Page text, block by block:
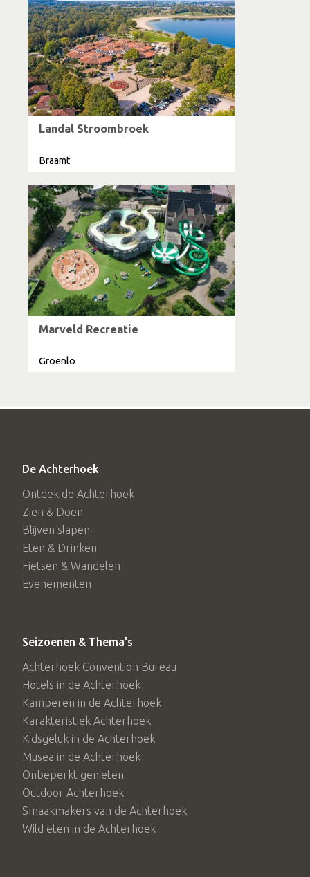
Landal Stroombroek
Braamt
Marveld Recreatie
Groenlo
De Achterhoek
Ontdek de Achterhoek
Zien & Doen
Blijven slapen
Eten & Drinken
Fietsen & Wandelen
Evenementen
Seizoenen & Thema's
Achterhoek Convention Bureau
Hotels in de Achterhoek
Kamperen in de Achterhoek
Karakteristiek Achterhoek
Kidsgeluk in de Achterhoek
Musea in de Achterhoek
Onbeperkt genieten
Outdoor Achterhoek
Smaakmakers van de Achterhoek
Wild eten in de Achterhoek